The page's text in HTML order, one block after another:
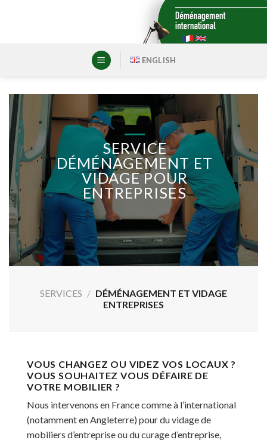
ENGLISH
SERVICE
DÉMÉNAGEMENT ET
VIDAGE POUR
ENTREPRISES
SERVICES / DÉMÉNAGEMENT ET VIDAGE
ENTREPRISES
VOUS CHANGEZ OU VIDEZ VOS LOCAUX ?
VOUS SOUHAITEZ VOUS DÉFAIRE DE
VOTRE MOBILIER ?
Nous intervenons en France comme à l’international
(notamment en Angleterre) pour du vidage de
mobiliers d’entreprise ou du curage d’entreprise,